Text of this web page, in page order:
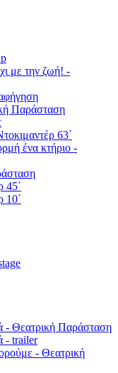
με την ζωή! -
Παράσταση
63΄
ένα κτήριο -
45΄
10΄
- Θεατρική Παράσταση
- trailer
- Θεατρική